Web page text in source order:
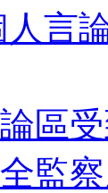
人言
區
監